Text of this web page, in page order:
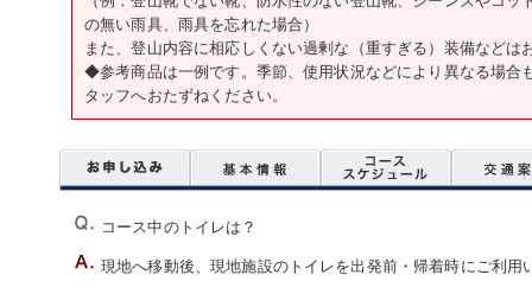
の無い雨具、雨具を忘れた場合）
また、登山内容に相応しくない過剰な（重すぎる）装備などは
◆参考商品は一例です。季節、使用状況などにより異なる場合
タッフへおたずねください。
コース中のトイレは？
現地へ移動後、現地施設のトイレを出発前・帰着時にご利用